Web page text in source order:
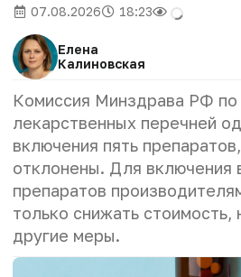
07.08.2026 18:23
Елена
Калиновская
Комиссия Минздрава РФ
лекарственных перечней
включения пять
отклонены. Для включения
препаратов
только снижать стоимость,
другие меры.